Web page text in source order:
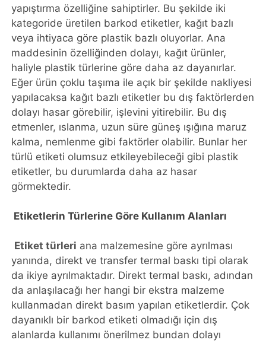
yapıştırma özelliğine sahiptirler. Bu şekilde iki
kategoride üretilen barkod etiketler, kağıt bazlı
veya ihtiyaca göre plastik bazlı oluyorlar. Ana
maddesinin özelliğinden dolayı, kağıt ürünler,
haliyle plastik türlerine göre daha az dayanırlar.
Eğer ürün çoklu taşıma ile açık bir şekilde nakliyesi
yapılacaksa kağıt bazlı etiketler bu dış faktörlerden
dolayı hasar görebilir, işlevini yitirebilir. Bu dış
etmenler, ıslanma, uzun süre güneş ışığına maruz
kalma, nemlenme gibi faktörler olabilir. Bunlar her
türlü etiketi olumsuz etkileyebileceği gibi plastik
etiketler, bu durumlarda daha az hasar
görmektedir.
Etiketlerin Türlerine Göre Kullanım Alanları
Etiket türleri ana malzemesine göre ayrılması
yanında, direkt ve transfer termal baskı tipi olarak
da ikiye ayrılmaktadır. Direkt termal baskı, adından
da anlaşılacağı her hangi bir ekstra malzeme
kullanmadan direkt basım yapılan etiketlerdir. Çok
dayanıklı bir barkod etiketi olmadığı için dış
alanlarda kullanımı önerilmez bundan dolayı